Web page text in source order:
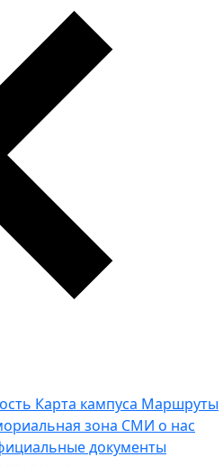
Карта кампуса Маршруты
зона СМИ о нас
документы